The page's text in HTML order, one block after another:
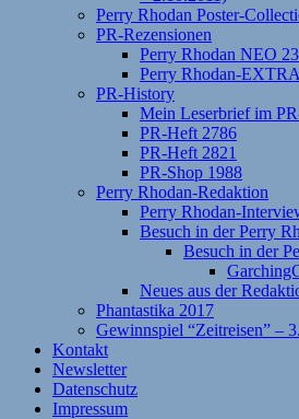
Perry Rhodan Poster-
PR-Rezensionen
Perry Rhodan NEO
Perry Rhodan-
PR-History
Mein Leserbrief im
PR-Heft 2786
PR-Heft 2821
PR-Shop 1988
Perry Rhodan-Redaktion
Perry Rhodan-
Besuch in der Perry
Besuch in der
Neues aus der
Phantastika 2017
Gewinnspiel “Zeitreisen” –
Kontakt
Newsletter
Datenschutz
Impressum